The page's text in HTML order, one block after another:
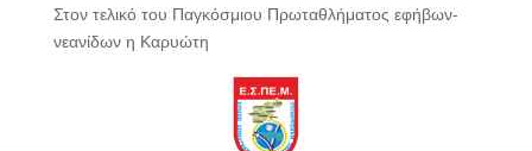
Στον τελικό του Παγκόσμιου Πρωταθλήματος εφήβων-
νεανίδων η Καρυώτη